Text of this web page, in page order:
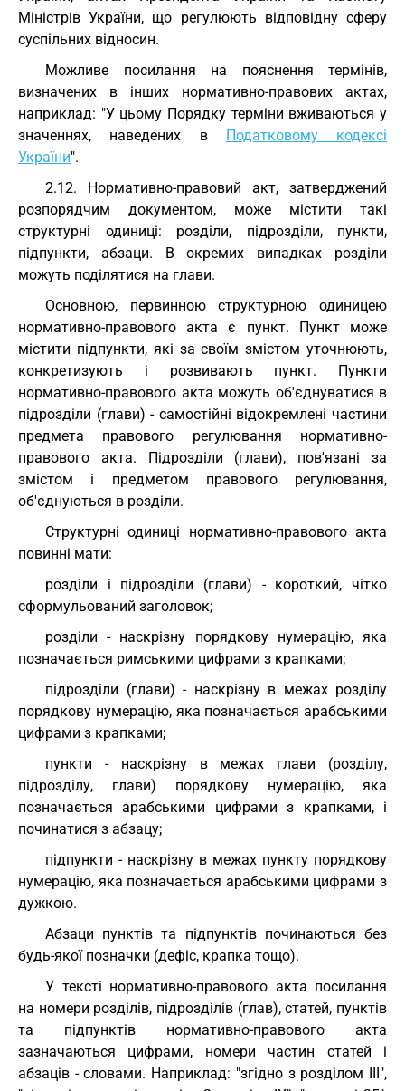
Міністрів України, що регулюють відповідну сферу
суспільних відносин.
Можливе посилання на пояснення термінів,
визначених в інших нормативно-правових актах,
наприклад: "У цьому Порядку терміни вживаються у
значеннях, наведених в Податковому кодексі
України".
2.12. Нормативно-правовий акт, затверджений
розпорядчим документом, може містити такі
структурні одиниці: розділи, підрозділи, пункти,
підпункти, абзаци. В окремих випадках розділи
можуть поділятися на глави.
Основною, первинною структурною одиницею
нормативно-правового акта є пункт. Пункт може
містити підпункти, які за своїм змістом уточнюють,
конкретизують і розвивають пункт. Пункти
нормативно-правового акта можуть об'єднуватися в
підрозділи (глави) - самостійні відокремлені частини
предмета правового регулювання нормативно-
правового акта. Підрозділи (глави), пов'язані за
змістом і предметом правового регулювання,
об'єднуються в розділи.
Структурні одиниці нормативно-правового акта
повинні мати:
розділи і підрозділи (глави) - короткий, чітко
сформульований заголовок;
розділи - наскрізну порядкову нумерацію, яка
позначається римськими цифрами з крапками;
підрозділи (глави) - наскрізну в межах розділу
порядкову нумерацію, яка позначається арабськими
цифрами з крапками;
пункти - наскрізну в межах глави (розділу,
підрозділу, глави) порядкову нумерацію, яка
позначається арабськими цифрами з крапками, і
починатися з абзацу;
підпункти - наскрізну в межах пункту порядкову
нумерацію, яка позначається арабськими цифрами з
дужкою.
Абзаци пунктів та підпунктів починаються без
будь-якої позначки (дефіс, крапка тощо).
У тексті нормативно-правового акта посилання
на номери розділів, підрозділів (глав), статей, пунктів
та підпунктів нормативно-правового акта
зазначаються цифрами, номери частин статей і
абзаців - словами. Наприклад: "згідно з розділом III",